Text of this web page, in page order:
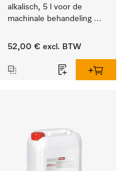
alkalisch, 5 l voor de
machinale behandeling
instrumenten.
52,00 € excl. BTW